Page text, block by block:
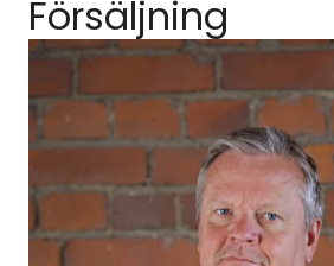
Försäljning